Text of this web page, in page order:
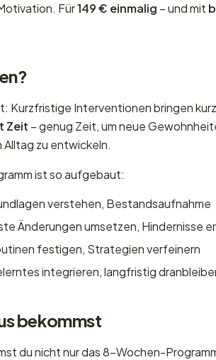
Für149 € einmalig – und mit
Kurzfristige Interventionen bringen
Zeit – genug Zeit, um neue
zu entwickeln.
ist so aufgebaut:
verstehen, Bestandsaufnahme
Änderungen umsetzen, Hindernisse
festigen, Strategien verfeinern
integrieren, langfristig
bekommst
du nicht nur das 8-Wochen-